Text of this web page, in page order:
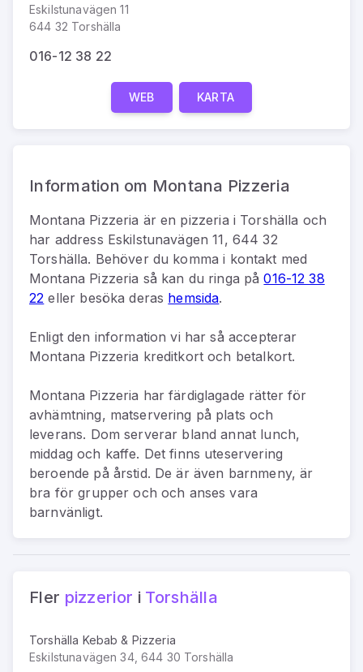
Eskilstunavägen 11
644 32 Torshälla
016-12 38 22
WEB KARTA
Information om Montana Pizzeria
Montana Pizzeria ären pizzeria i Torshälla och
har address Eskilstunavägen 11, 644 32
Torshälla. Behöver du komma i kontakt med
Montana Pizzeria så kan du ringa på016-12 38
22 eller besöka deras hemsida.
Enligt den information vi har så accepterar
Montana Pizzeria kreditkort och betalkort.
Montana Pizzeria har färdiglagade rätter för
avhämtning, matservering på plats och
leverans. Dom serverar bland annat lunch,
middag och kaffe. Det finns uteservering
beroende på årstid. De är även barnmeny, är
bra för grupper och och anses vara
barnvänligt.
Fler pizzerior i Torshälla
Torshälla Kebab & Pizzeria
Eskilstunavägen 34, 644 30 Torshälla